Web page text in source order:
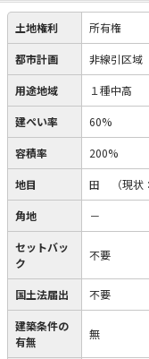
土地権利 所有権
都市計画 非線引区域
用途地域 １種中高
建ぺい率 60%
容積率 200%
地目 田 （現状
角地 －
セットバッ
ク
不要
国土法届出 不要
建築条件の
有無
無